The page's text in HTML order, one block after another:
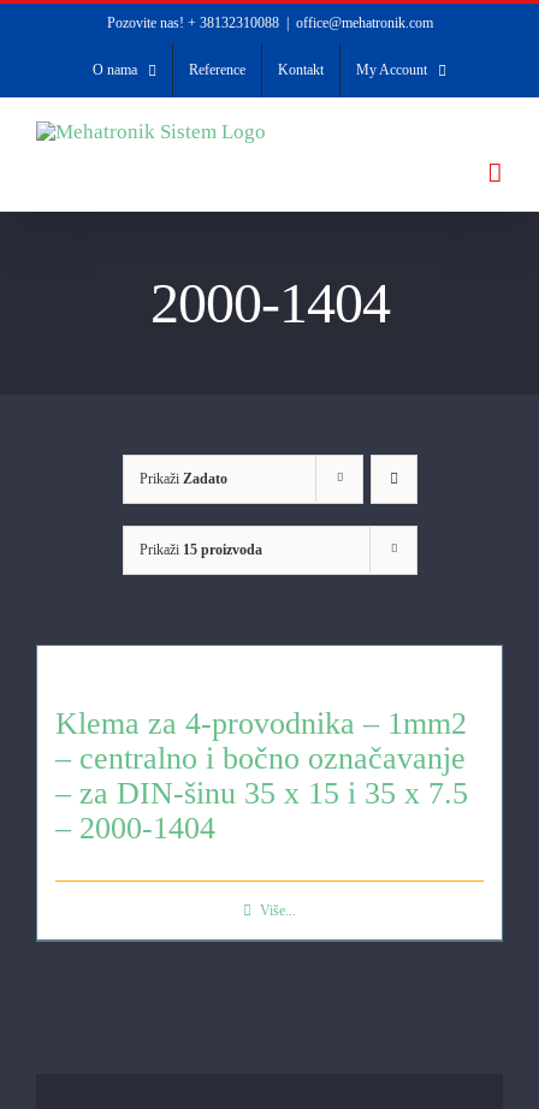
Pozovite nas! + 38132310088 office@mehatronik.com
O nama Reference Kontakt My Account
2000-1404
Prikaži Zadato
Prikaži 15 proizvoda
Klema za 4-provodnika – 1mm2
– centralno i bočno označavanje
– za DIN-šinu 35 x 15 i 35 x 7.5
– 2000-1404
Više...